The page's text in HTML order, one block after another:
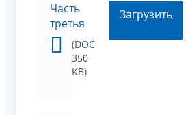
Часть
третья
(DOC
350
KB)
Загрузить